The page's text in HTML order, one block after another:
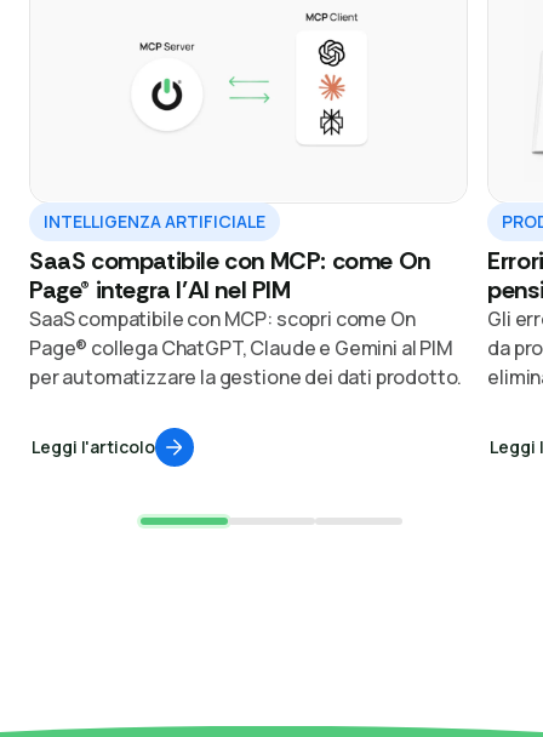
INTELLIGENZA ARTIFICIALE
SaaS compatibile con MCP: come On
Page® integra l’AI nel PIM
SaaS compatibile con MCP: scopri come On
Page® collega ChatGPT, Claude e Gemini al PIM
per automatizzare la gestione dei dati prodotto.
Leggi l'articolo
Gli
da
Leggi